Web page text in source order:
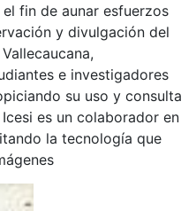
fin de aunar esfuerzos
y divulgación del
e investigadores
su uso y consulta
es un colaborador en
la tecnología que